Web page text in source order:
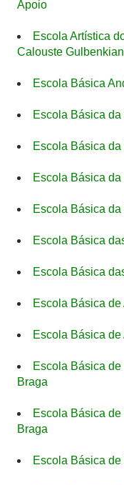
Apoio
Escola Artística
Calouste
Escola Básica
Escola Básica
Escola Básica
Escola Básica
Escola Básica da
Escola Básica
Escola Básica
Escola Básica de
Escola Básica
Escola Básica
Braga
Escola Básica
Braga
Escola Básica